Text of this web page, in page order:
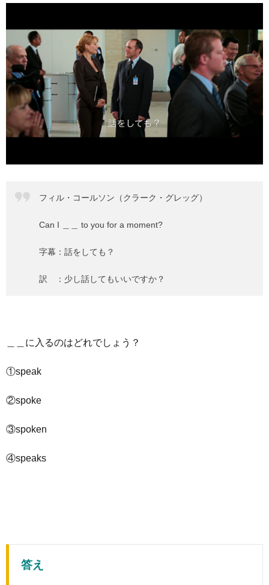
フィル・コールソン（クラーク・グレッグ）
Can I ＿＿ to you for a moment?
字幕：話をしても？
訳 ：少し話してもいいですか？
＿＿に入るのはどれでしょう？
①speak
②spoke
③spoken
④speaks
答え